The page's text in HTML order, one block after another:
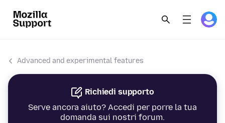
Advanced and experimental features
Richiedi supporto
Serve ancora aiuto? Accedi per porre la tua
domanda sui nostri forum.